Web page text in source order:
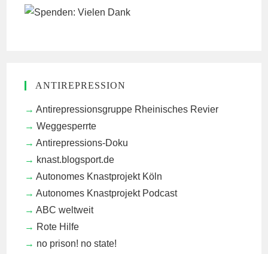
ANTIREPRESSION
Antirepressionsgruppe Rheinisches Revier
Weggesperrte
Antirepressions-Doku
knast.blogsport.de
Autonomes Knastprojekt Köln
Autonomes Knastprojekt Podcast
ABC weltweit
Rote Hilfe
no prison! no state!